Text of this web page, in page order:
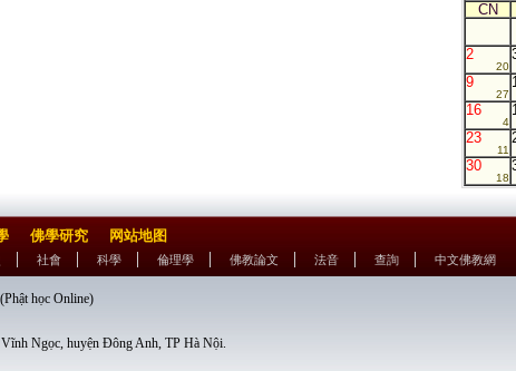
CN
2
20
9
27
16
4
23
11
30
18
佛學研究 网站地图
社會 科學 倫理學 佛教論文 法音 查詢 中文佛教網
học Online)
Ngọc, huyện Đông Anh, TP Hà Nội.